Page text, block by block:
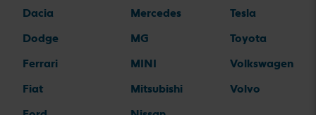
Dacia
Dodge
Ferrari
Fiat
Mercedes
MG
MINI
Mitsubishi
Tesla
Toyota
Volkswagen
Volvo